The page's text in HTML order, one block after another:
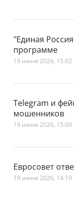
"Единая
программе
19 июня 2026, 15:02
Telegram и
мошенников
19 июня 2026, 15:00
Евросовет
19 июня 2026, 14:19